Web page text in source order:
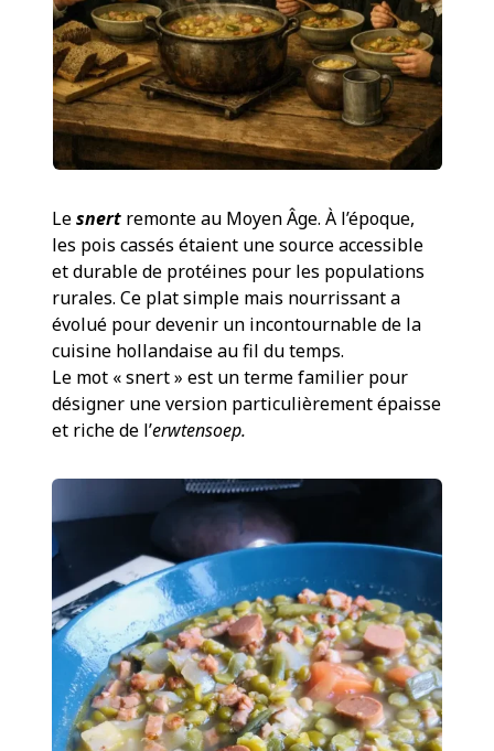
Lesnert remonte au Moyen Âge. À l’époque,
les pois cassés étaient une source accessible
et durable de protéines pour les populations
rurales. Ce plat simple mais nourrissant a
évolué pour devenir un incontournable de la
cuisine hollandaise au fil du temps.
Le mot « snert » est un terme familier pour
désigner une version particulièrement épaisse
et riche de l’erwtensoep.